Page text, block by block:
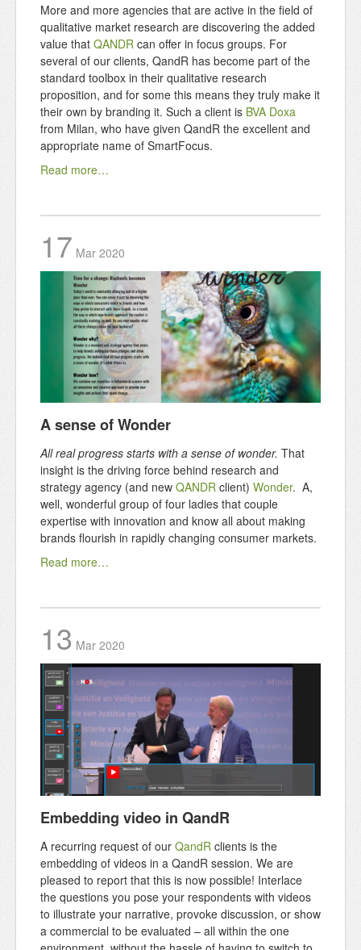
More and more agencies that are active in the field of
qualitative market research are discovering the added
value that QANDR can offer in focus groups. For
several of our clients, QandR has become part of the
standard toolbox in their qualitative research
proposition, and for some this means they truly make it
their own by branding it. Such a client is BVA Doxa
from Milan, who have given QandR the excellent and
appropriate name of SmartFocus.
Read more…
17 Mar 2020
A sense of Wonder
All real progress starts with a sense of wonder. That
insight is the driving force behind research and
strategy agency (and new QANDR client) Wonder. A,
well, wonderful group of four ladies that couple
expertise with innovation and know all about making
brands flourish in rapidly changing consumer markets.
Read more…
13 Mar 2020
Embedding video in QandR
A recurring request of our QandR clients is the
embedding of videos in a QandR session. We are
pleased to report that this is now possible! Interlace
the questions you pose your respondents with videos
to illustrate your narrative, provoke discussion, or show
a commercial to be evaluated – all within the one